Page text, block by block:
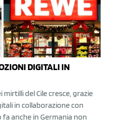
DIGITALI IN
del Cile cresce, grazie
in collaborazione con
fa anche in Germania non